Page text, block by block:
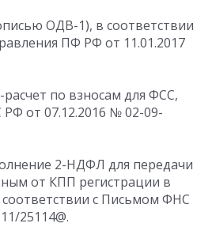
ОДВ-1), в соответствии
ПФ РФ от 11.01.2017
по взносам для ФСС,
от 07.12.2016 № 02-09-
2-НДФЛ для передачи
от КПП регистрации в
с Письмом ФНС
25114@.